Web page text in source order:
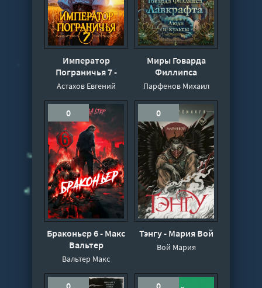
Император
Пограничья 7 -
Евгений Астахов,
Астахов Евгений
Миры Говарда
Филлипса
Лавкрафта.
Михаил Парфёнов
Парфенов Михаил
0
Браконьер 6 - Макс
Вальтер
Вальтер Макс
0
Тэнгу - Мария Вой
Вой Мария
0 0